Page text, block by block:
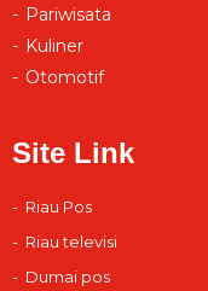
Pariwisata
Kuliner
Otomotif
Site Link
Riau Pos
Riau televisi
Dumai pos